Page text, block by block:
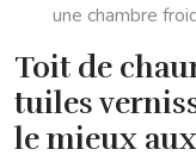
une chambre
Toit de
tuiles
le mieux